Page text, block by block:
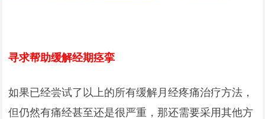
寻求帮助缓解经期痉挛
如果已经尝试了以上的所有缓解月经疼痛治疗方法，
但仍然有痛经甚至还是很严重，那还需要采用其他方